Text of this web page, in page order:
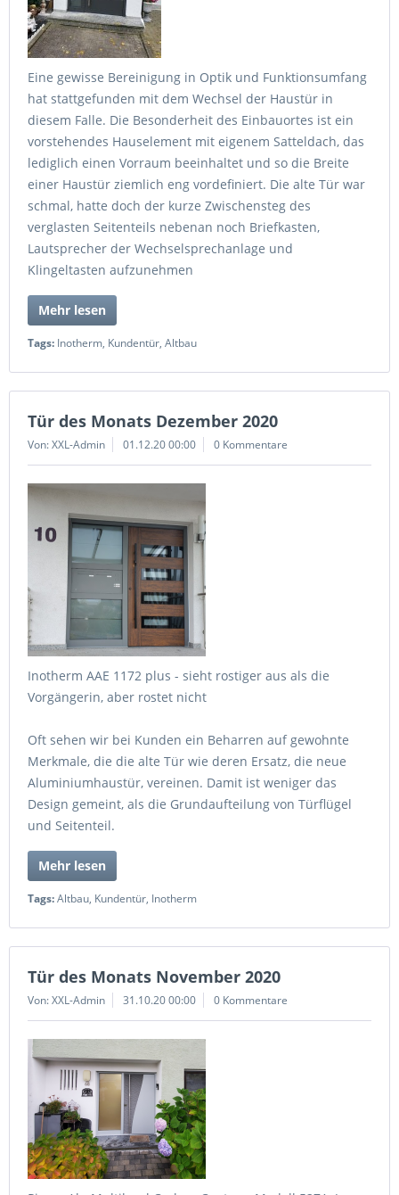
Eine gewisse Bereinigung in Optik und Funktionsumfang
hat stattgefunden mit dem Wechsel der Haustür in
diesem Falle. Die Besonderheit des Einbauortes ist ein
vorstehendes Hauselement mit eigenem Satteldach, das
lediglich einen Vorraum beeinhaltet und so die Breite
einer Haustür ziemlich eng vordefiniert. Die alte Tür war
schmal, hatte doch der kurze Zwischensteg des
verglasten Seitenteils nebenan noch Briefkasten,
Lautsprecher der Wechselsprechanlage und
Klingeltasten aufzunehmen
Mehr lesen
Tags: Inotherm, Kundentür, Altbau
Tür des Monats Dezember 2020
Von: XXL-Admin 01.12.20 00:00 0 Kommentare
Inotherm AAE 1172 plus - sieht rostiger aus als die
Vorgängerin, aber rostet nicht
Oft sehen wir bei Kunden ein Beharren auf gewohnte
Merkmale, die die alte Tür wie deren Ersatz, die neue
Aluminiumhaustür, vereinen. Damit ist weniger das
Design gemeint, als die Grundaufteilung von Türflügel
und Seitenteil.
Mehr lesen
Tags:Altbau, Kundentür, Inotherm
Tür des Monats November 2020
Von: XXL-Admin 31.10.20 00:00 0 Kommentare